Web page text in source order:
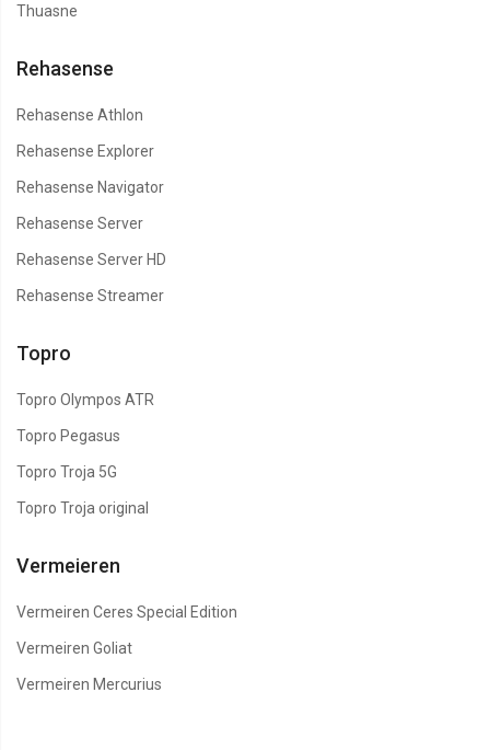
Thuasne
Rehasense
Rehasense Athlon
Rehasense Explorer
Rehasense Navigator
Rehasense Server
Rehasense Server HD
Rehasense Streamer
Topro
Topro Olympos ATR
Topro Pegasus
Topro Troja 5G
Topro Troja original
Vermeieren
Vermeiren Ceres Special Edition
Vermeiren Goliat
Vermeiren Mercurius